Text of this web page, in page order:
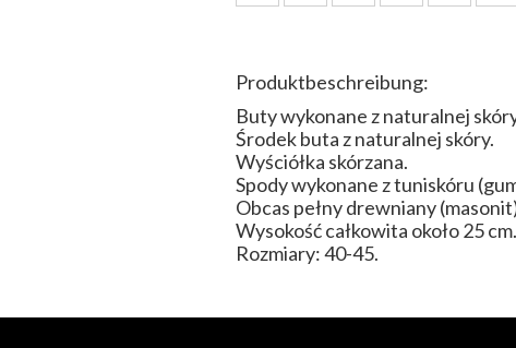
Produktbeschreibung:
Buty wykonane z naturalnej
Środek buta z naturalnej skóry.
Wyściółka skórzana.
Spody wykonane z tuniskóru
Obcas pełny drewniany
Wysokość całkowita około 25 cm.
Rozmiary: 40-45.